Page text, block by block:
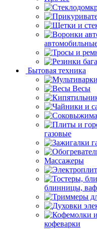
Бытовая техника
Весы
газовые
Массажеры
блинницы,
кофеварки